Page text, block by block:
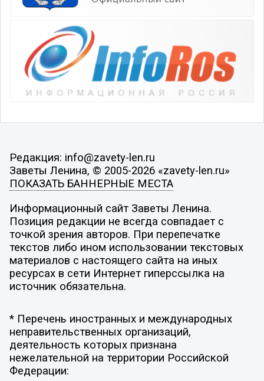
Редакция: info@zavety-len.ru
Заветы Ленина, © 2005-2026 «zavety-len.ru»
ПОКАЗАТЬ БАННЕРНЫЕ МЕСТА
Информационный сайт Заветы Ленина.
Позиция редакции не всегда совпадает с
точкой зрения авторов. При перепечатке
текстов либо ином использовании текстовых
материалов с настоящего сайта на иных
ресурсах в сети Интернет гиперссылка на
источник обязательна.
* Перечень иностранных и международных
неправительственных организаций,
деятельность которых признана
нежелательной на территории Российской
Федерации: